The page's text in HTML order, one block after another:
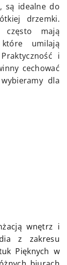
są idealne do
drzemki.
często mają
umilają
i
cechować
dla
wnętrz i
z zakresu
Pięknych w